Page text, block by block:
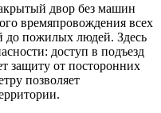
двор без машин
времяпровождения всех
до пожилых людей. Здесь
доступ в подъезд
защиту от посторонних
позволяет